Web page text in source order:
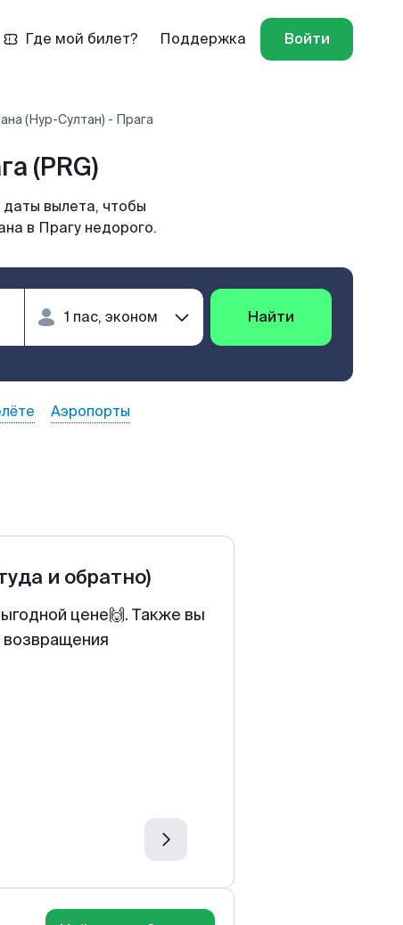
Где мой билет? Поддержка Войти
(Нур-Султан) - Прага
(PRG)
вылета, чтобы
в Прагу недорого.
Найти
Аэропорты
и обратно)
цене🙌. Также вы